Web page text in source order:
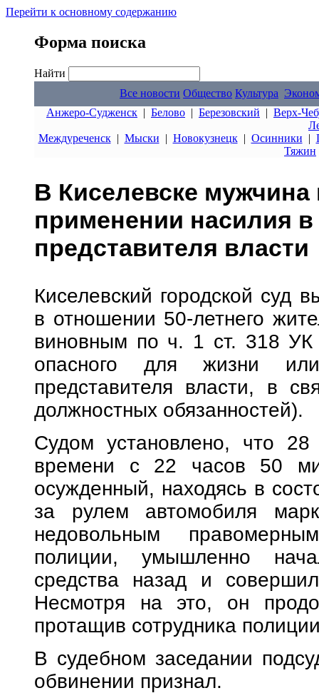
Перейти к основному содержанию
Форма поиска
Найти
Все новости Общество Культура
Анжеро-Судженск | Белово | Березовский | Верх-
Междуреченск| Мыски | Новокузнецк| Осинники |
Тяжин
В Киселевске
применении насилия
представителя власти
Киселевский городской суд
в отношении 50-летнего
виновным по ч. 1 ст. 318
опасного для жизни
представителя власти, в
должностных обязанностей).
Судом установлено, что
времени с 22 часов 50
осужденный, находясь в
за рулем автомобиля
недовольным
полиции, умышленно
средства назад и
Несмотря на это, он
протащив сотрудника
В судебном заседании
обвинении признал.